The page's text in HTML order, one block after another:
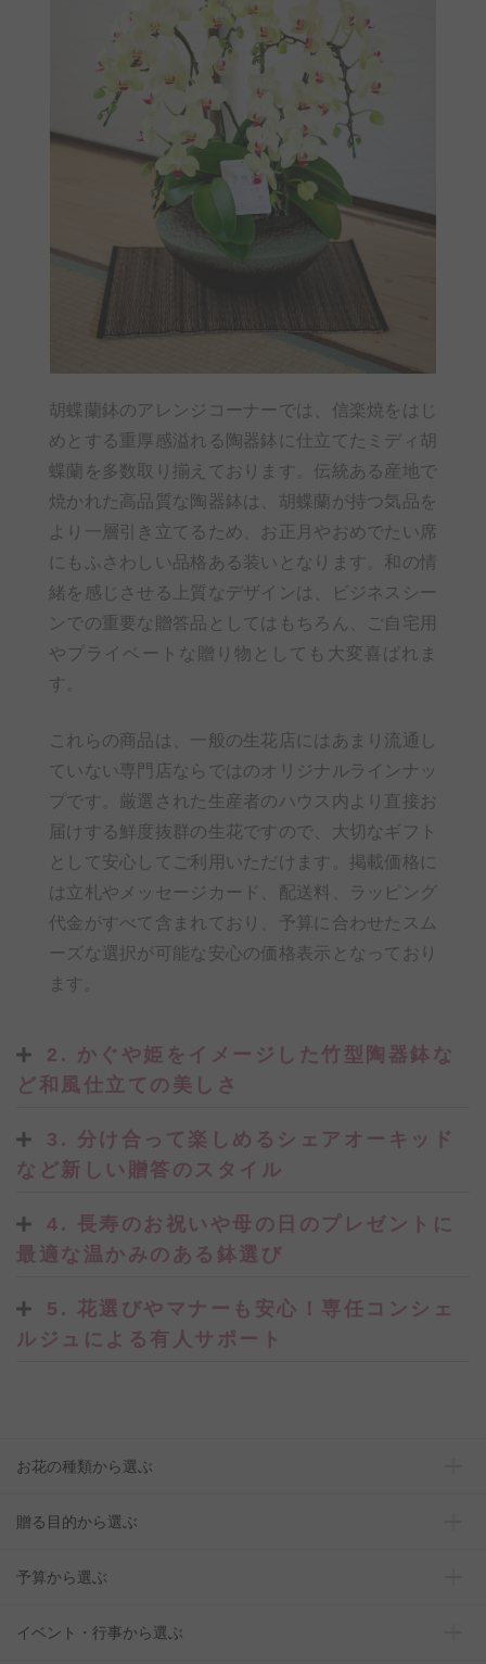
胡蝶蘭鉢のアレンジコーナーでは、信楽焼をはじ
めとする重厚感溢れる陶器鉢に仕立てたミディ胡
蝶蘭を多数取り揃えております。伝統ある産地で
焼かれた高品質な陶器鉢は、胡蝶蘭が持つ気品を
より一層引き立てるため、お正月やおめでたい席
にもふさわしい品格ある装いとなります。和の情
緒を感じさせる上質なデザインは、ビジネスシー
ンでの重要な贈答品としてはもちろん、ご自宅用
やプライベートな贈り物としても大変喜ばれま
す。
これらの商品は、一般の生花店にはあまり流通し
ていない専門店ならではのオリジナルラインナッ
プです。厳選された生産者のハウス内より直接お
届けする鮮度抜群の生花ですので、大切なギフト
として安心してご利用いただけます。掲載価格に
は立札やメッセージカード、配送料、ラッピング
代金がすべて含まれており、予算に合わせたスム
ーズな選択が可能な安心の価格表示となっており
ます。
2. かぐや姫をイメージした竹型陶器鉢な
ど和風仕立ての美しさ
3. 分け合って楽しめるシェアオーキッド
など新しい贈答のスタイル
4. 長寿のお祝いや母の日のプレゼントに
最適な温かみのある鉢選び
5. 花選びやマナーも安心！専任コンシェ
ルジュによる有人サポート
お花の種類から選ぶ
贈る目的から選ぶ
予算から選ぶ
イベント・行事から選ぶ